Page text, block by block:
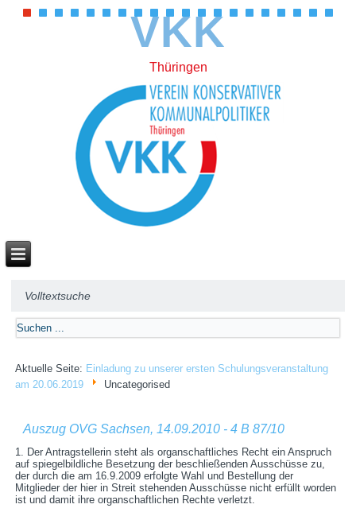
VKK
Thüringen
Volltextsuche
Aktuelle Seite: Einladung zu unserer ersten Schulungsveranstaltung
am 20.06.2019
Uncategorised
Auszug OVG Sachsen, 14.09.2010 - 4 B 87/10
1. Der Antragstellerin steht als organschaftliches Recht ein Anspruch
auf spiegelbildliche Besetzung der beschließenden Ausschüsse zu,
der durch die am 16.9.2009 erfolgte Wahl und Bestellung der
Mitglieder der hier in Streit stehenden Ausschüsse nicht erfüllt worden
ist und damit ihre organschaftlichen Rechte verletzt.